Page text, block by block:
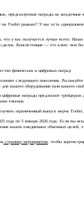
предсказуемые награды на загадочные
на Toobit раньше? У нас есть
что у вас получается лучше всего.
сделок. Консистенция — это ключ: чем
физических и цифровых наград:
следующего поколения.
вашего оборудования (или вашего
награды предлагают
токенов.
ограниченный выпуск мерча
года по 5 января 2026 года. Если вы
ваших ежедневных объемных целей,
страницу мероприятия, чтобы